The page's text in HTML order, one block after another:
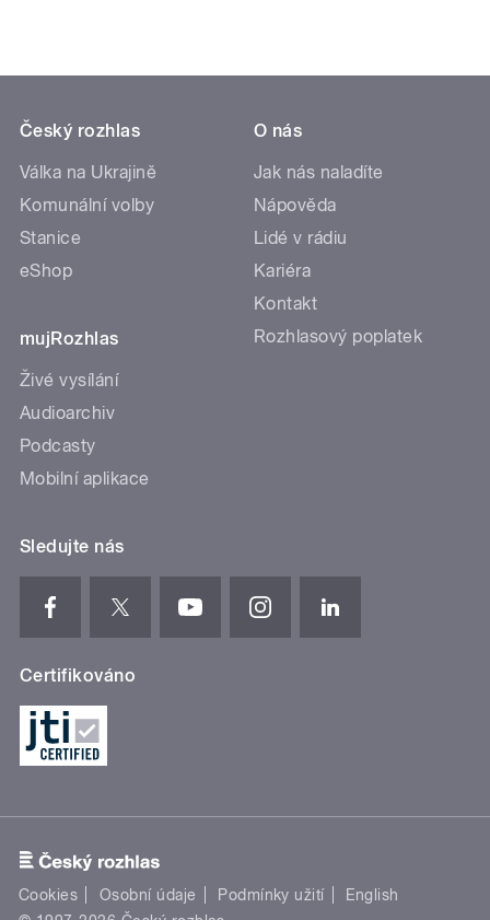
Český rozhlas
Válka na Ukrajině
Komunální volby
Stanice
eShop
mujRozhlas
Živé vysílání
Audioarchiv
Podcasty
Mobilní aplikace
O nás
Jak nás naladíte
Nápověda
Lidé v rádiu
Kariéra
Kontakt
Rozhlasový poplatek
Sledujte nás
Certifikováno
Cookies Osobní údaje Podmínky užití
English